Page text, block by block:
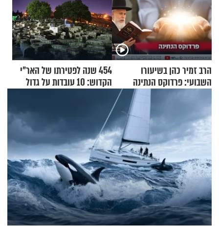
הרב זמיר כהן בשיעורו
השבועי: פרדוקס הנתינה
454 שנה לפטירתו של האר"י
הקדוש: 10 עובדות על גדול